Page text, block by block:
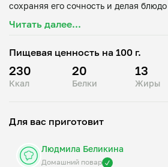
сохраняя его сочность и делая
который хорошо сочетается как с
Читать далее...
Пищевая ценность на 100 г.
230
Ккал
20
Белки
13
Жиры
Для вас приготовит
Людмила Беликина
Домашний повар